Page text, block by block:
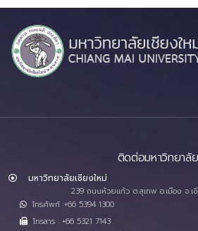
ติดต่อมหาวิทยาลัย
มหาวิทยาลัยเชียงใหม่
239 ถนนห้วยแก้ว ต.สุเทพ อ.เมือง จ.เ
โทรศัพท์ :+66 5394 1300
โทรสาร : +66 5321 7143